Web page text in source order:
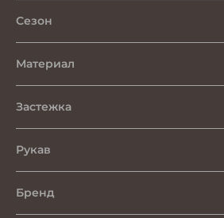
Сезон
Материал
Застежка
Рукав
Бренд